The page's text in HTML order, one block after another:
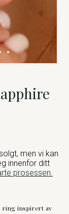
men vi kan
innenfor ditt
prosessen.
ring inspirert av